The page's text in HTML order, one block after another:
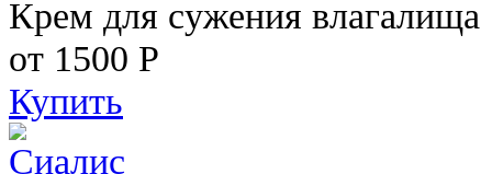
Крем для сужения влагалища
от 1500 Р
Купить